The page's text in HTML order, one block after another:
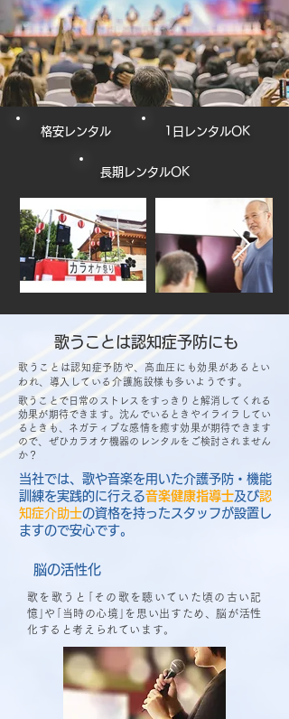
格安レンタル 1日レンタルOK
長期レンタルOK
歌うことは認知症予防にも
歌うことは認知症予防や、高血圧にも効果があるとい
われ、導入している介護施設様も多いようです。
歌うことで日常のストレスをすっきりと解消してくれる
効果が期待できます。沈んでいるときやイライラしてい
るときも、ネガティブな感情を癒す効果が期待できます
ので、ぜひカラオケ機器のレンタルをご検討されません
か？
当社では、歌や音楽を用いた介護予防・機能
訓練を実践的に行える音楽健康指導士及び認
知症介助士の資格を持ったスタッフが設置し
ますので安心です。
脳の活性化
歌を歌うと｢その歌を聴いていた頃の古い記
憶｣や｢当時の心境｣を思い出すため、脳が活性
化すると考えられています。